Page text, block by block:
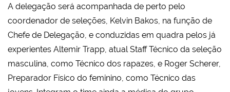
A delegação será acompanhada de perto pelo
coordenador de seleções, Kelvin Bakos, na função de
Chefe de Delegação, e conduzidas em quadra pelos já
experientes Altemir Trapp, atual Staff Técnico da seleção
masculina, como Técnico dos rapazes, e Roger Scherer,
Preparador Físico do feminino, como Técnico das